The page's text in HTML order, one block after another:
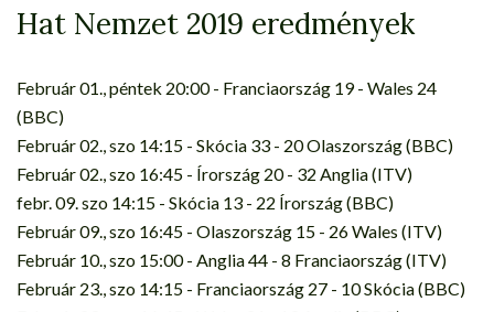
Hat Nemzet 2019 eredmények
Február 01., péntek 20:00 - Franciaország 19 - Wales 24
(BBC)
Február 02., szo 14:15 - Skócia 33 - 20 Olaszország (BBC)
Február 02., szo 16:45 - Írország 20 - 32 Anglia (ITV)
febr. 09. szo 14:15 - Skócia 13 - 22 Írország (BBC)
Február 09., szo 16:45 - Olaszország 15 - 26 Wales (ITV)
Február 10., szo 15:00 - Anglia 44 - 8 Franciaország (ITV)
Február 23., szo 14:15 - Franciaország 27 - 10 Skócia (BBC)